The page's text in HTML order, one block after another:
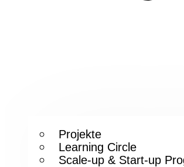
Projekte
Learning Circle
Scale-up & Start-up